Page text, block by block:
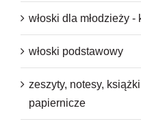
włoski dla młodzieży -
włoski podstawowy
zeszyty, notesy,
papiernicze